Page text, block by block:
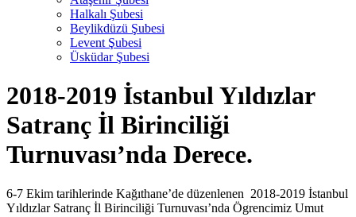
Halkalı Şubesi
Beylikdüzü Şubesi
Levent Şubesi
Üsküdar Şubesi
2018-2019 İstanbul Yıldızlar
Satranç İl Birinciliği
Turnuvası’nda Derece.
6-7 Ekim tarihlerinde Kağıthane’de düzenlenen 2018-2019 İstanbul
Yıldızlar Satranç İl Birinciliği Turnuvası’nda Ögrencimiz Umut